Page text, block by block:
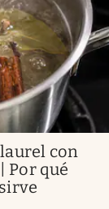
con
Por qué